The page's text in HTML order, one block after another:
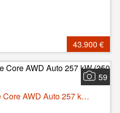
43.900 €
59
Volvo XC60 T6 Recharge Core AWD Auto 257 kW (350 CV)